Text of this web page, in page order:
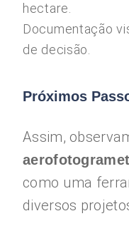
hectare.
Documentação
de decisão.
Próximos
Assim,
como uma
diversos